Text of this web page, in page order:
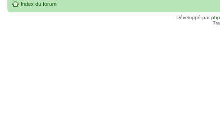
Index du forum
Développé par